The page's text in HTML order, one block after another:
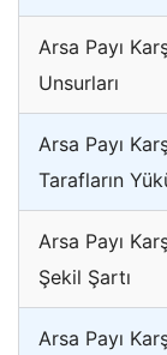
Arsa Payı
Unsurları
Arsa Payı
Tarafların
Arsa Payı
Şekil Şartı
Arsa Payı